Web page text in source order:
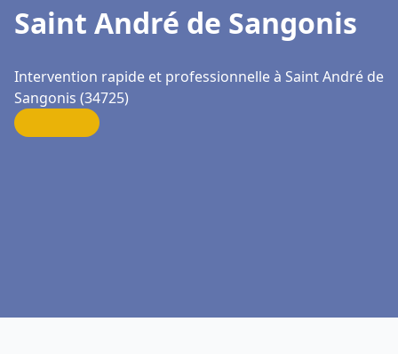
Saint André de Sangonis
Intervention rapide et professionnelle à Saint André de
Sangonis (34725)